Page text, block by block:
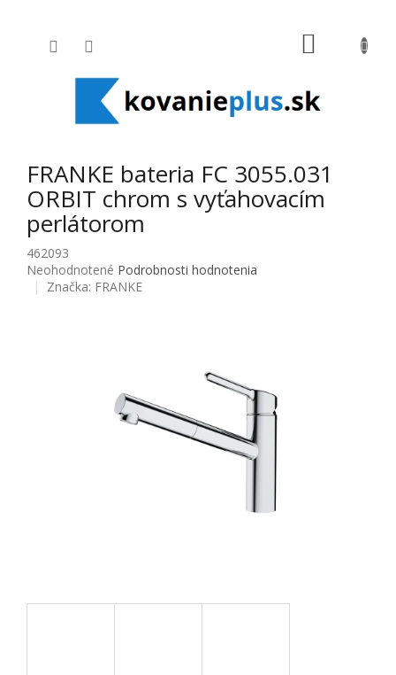
FRANKE bateria FC 3055.031
ORBIT chrom s vyťahovacím
perlátorom
462093
Priemerné hodnotenie produktu je 0,0 z 5 hviezdičiek.
Neohodnotené Podrobnosti hodnotenia
Značka: FRANKE